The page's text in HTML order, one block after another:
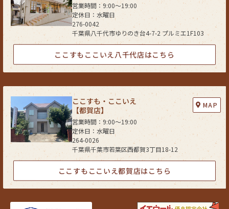
276-0042
千葉県八千代市ゆりのき台4-7-2 プルミエ1F103
営業時間：9:00〜19:00
定休日：水曜日
ここすもここいえ八千代店はこちら
ここすも・ここいえ
【都賀店】
264-0026
千葉県千葉市若葉区西都賀3丁目18-12
営業時間：9:00〜19:00
定休日：水曜日
MAP
ここすもここいえ都賀店はこちら